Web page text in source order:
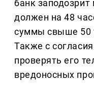
банк
должен на 48
суммы свыше 50
Также с
проверять его
вредоносных